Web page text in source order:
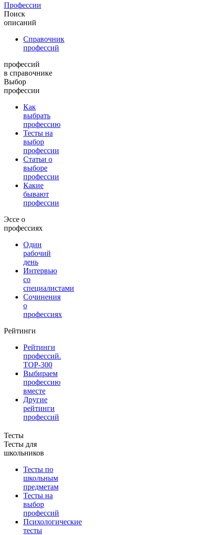
Профессии
Поиск
описаний
Справочник
профессий
профессий
в справочнике
Выбор
профессии
Как
выбрать
профессию
Тесты на
выбор
профессии
Статьи о
выборе
профессии
Какие
бывают
профессии
Эссе о
профессиях
Один
рабочий
день
Интервью
со
специалистами
Сочинения
о
профессиях
Рейтинги
Рейтинги
профессий.
TOP-300
Выбираем
профессию
вместе
Другие
рейтинги
профессий
Тесты
Тесты для
школьников
Тесты по
школьным
предметам
Тесты на
выбор
профессий
Психологические
тесты